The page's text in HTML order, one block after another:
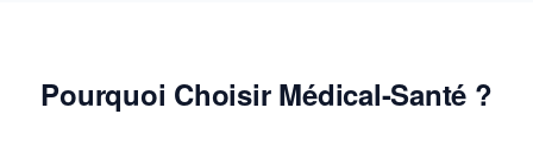
Pourquoi Choisir Médical-Santé ?